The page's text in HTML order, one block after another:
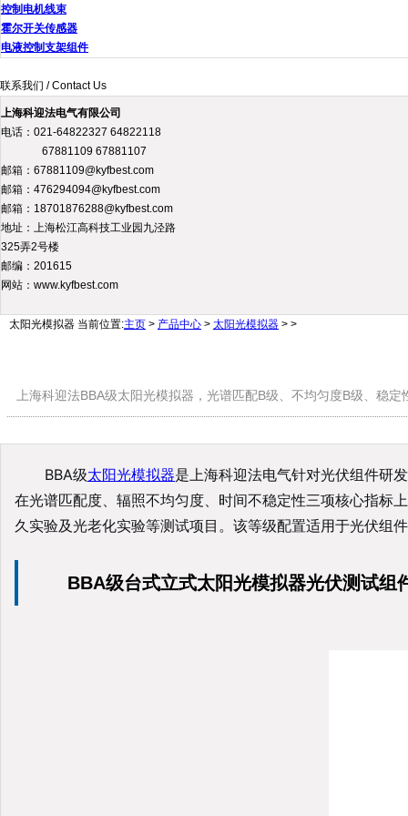
控制电机线束
霍尔开关传感器
电液控制支架组件
联系我们 / Contact Us
上海科迎法电气有限公司
电话：021-64822327 64822118
67881109 67881107
邮箱：67881109@kyfbest.com
邮箱：476294094@kyfbest.com
邮箱：18701876288@kyfbest.com
地址：上海松江高科技工业园九泾路
325弄2号楼
邮编：201615
网站：www.kyfbest.com
太阳光模拟器 当前位置:主页 > 产品中心 > 太阳光模拟器 > >
上海科迎法BBA级太阳光模拟器，光谱匹配B级、不均匀度B级、稳
BBA级太阳光模拟器是上海科迎法电气针对光伏组件研
在光谱匹配度、辐照不均匀度、时间不稳定性三项核心指标
久实验及光老化实验等测试项目。该等级配置适用于光伏组
BBA级台式立式太阳光模拟器光伏测试组